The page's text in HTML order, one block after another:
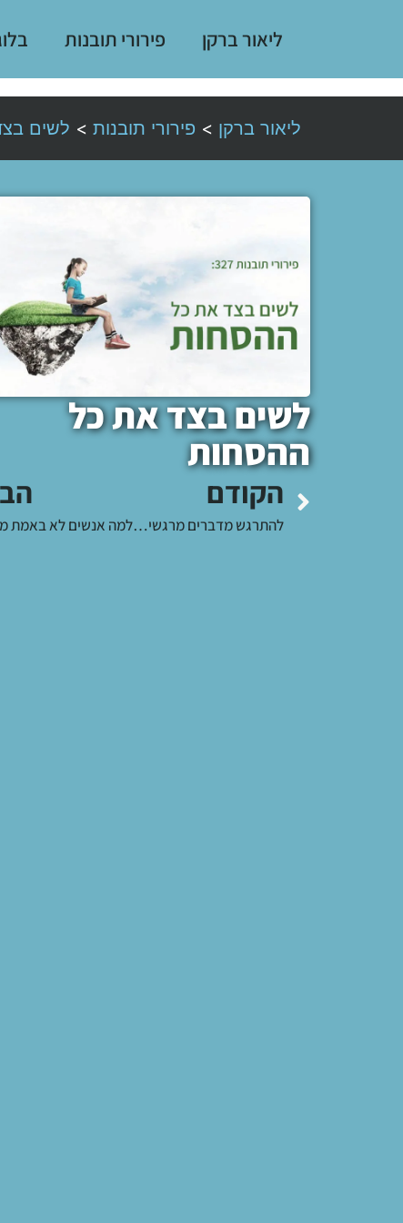
ליאור ברקן פירורי תובנות
ליאור ברקן > פירורי תובנות > לשים
לשים בצד את כל
ההסחות
הקודם
להתרגש מדברים מרגשים באמת